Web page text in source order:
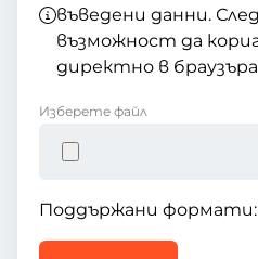
въведени данни.
възможност да
директно в
Изберете файл
Поддържани формати: